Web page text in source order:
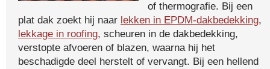
of thermografie. Bij een
plat dak zoekt hij naar lekken in EPDM-dakbedekking,
lekkage in roofing, scheuren in de dakbedekking,
verstopte afvoeren of blazen, waarna hij het
beschadigde deel herstelt of vervangt. Bij een hellend